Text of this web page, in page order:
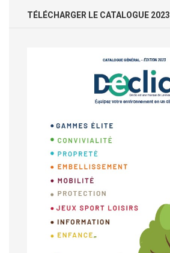
TÉLÉCHARGER LE CATALOGUE 2023